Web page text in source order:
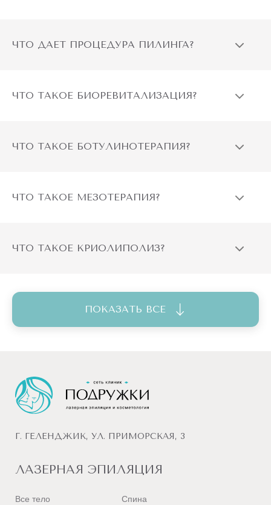
ЧТО ДАЕТ ПРОЦЕДУРА ПИЛИНГА?
ЧТО ТАКОЕ БИОРЕВИТАЛИЗАЦИЯ?
ЧТО ТАКОЕ БОТУЛИНОТЕРАПИЯ?
ЧТО ТАКОЕ МЕЗОТЕРАПИЯ?
ЧТО ТАКОЕ КРИОЛИПОЛИЗ?
ПОКАЗАТЬ ВСЕ
Г. ГЕЛЕНДЖИК, УЛ. ПРИМОРСКАЯ, 3
ЛАЗЕРНАЯ ЭПИЛЯЦИЯ
Все тело Спина